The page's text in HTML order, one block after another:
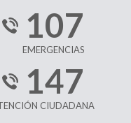
107
EMERGENCIAS
147
CIUDADANA